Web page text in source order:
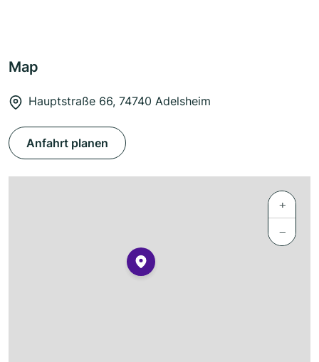
Map
Hauptstraße 66, 74740 Adelsheim
Anfahrt planen
+
−